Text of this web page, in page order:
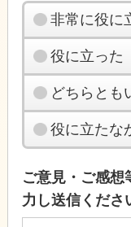
非常に役に
役に立った
どちらとも
役に立たな
ご意見・ご感想
力し送信くださ